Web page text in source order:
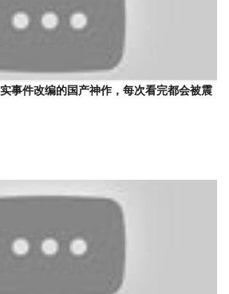
事件改编的国产神作，每次看完都会被震